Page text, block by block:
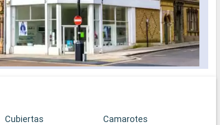
Cubiertas Camarotes